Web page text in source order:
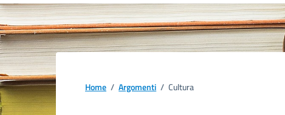
Home / Argomenti / Cultura